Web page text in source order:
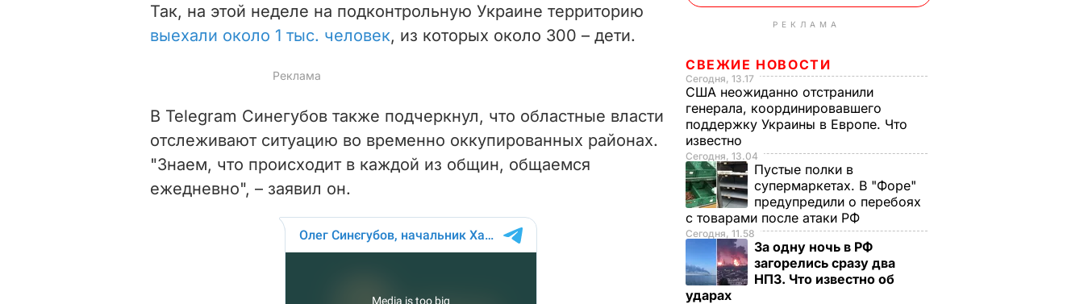
Так, на этой неделе на подконтрольную Украине территорию
выехали около 1 тыс. человек, из которых около 300 – дети.
В Telegram Синегубов также подчеркнул, что областные власти
отслеживают ситуацию во временно оккупированных районах.
"Знаем, что происходит в каждой из общин, общаемся
ежедневно", – заявил он.
РЕКЛАМА
СВЕЖИЕ НОВОСТИ
Сегодня, 13.17
США неожиданно отстранили
генерала, координировавшего
поддержку Украины в Европе. Что
известно
Сегодня, 13.04
Пустые полки в
супермаркетах. В "Форе"
предупредили о перебоях
с товарами после атаки РФ
Сегодня, 11.58
За одну ночь в РФ
загорелись сразу два
НПЗ. Что известно об
ударах